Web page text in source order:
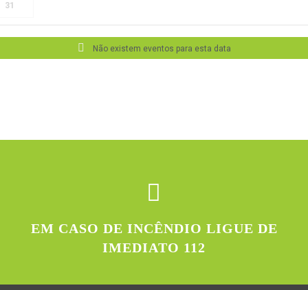
31
Não existem eventos para esta data
EM CASO DE INCÊNDIO LIGUE DE
IMEDIATO 112